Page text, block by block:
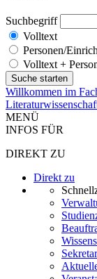
Suchbegriff
Volltext
Personen/
Volltext +
Willkommen im
MENÜ
INFOS FÜR
DIREKT ZU
Direkt zu